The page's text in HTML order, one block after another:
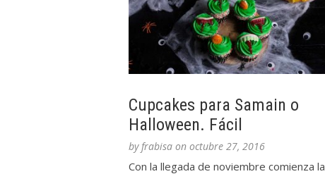
Cupcakes para Samain o
Halloween. Fácil
by frabisa on octubre 27, 2016
Con la llegada de noviembre comienza la